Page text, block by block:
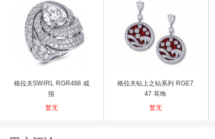
格拉夫SWIRL RGR488 戒
指
暂无
格拉夫钻上之钻系列 RGE7
47 耳饰
暂无